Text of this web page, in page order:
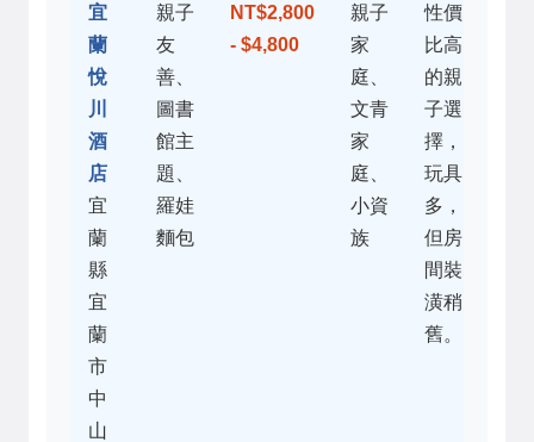
宜
蘭
悅
川
酒
店
宜
蘭
縣
宜
蘭
市
中
山
親子
友
善、
圖書
館主
題、
羅娃
麵包
NT$2,800
- $4,800
親子
家
庭、
文青
家
庭、
小資
族
性價
比高
的親
子選
擇，
玩具
多，
但房
間裝
潢稍
舊。